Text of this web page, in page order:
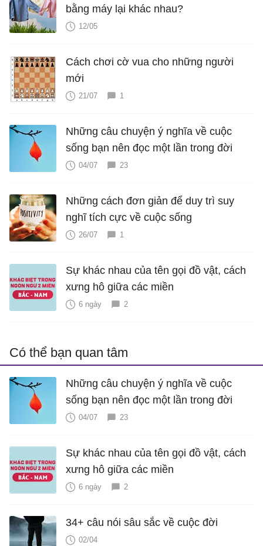
bằng máy lại khác nhau?
12/05
Cách chơi cờ vua cho những người
mới
21/07 1
Những câu chuyện ý nghĩa về cuộc
sống bạn nên đọc một lần trong đời
04/07 23
Những cách đơn giản để duy trì suy
nghĩ tích cực về cuộc sống
26/07 1
Sự khác nhau của tên gọi đồ vật, cách
xưng hô giữa các miền
6 ngày 2
Có thể bạn quan tâm
Những câu chuyện ý nghĩa về cuộc
sống bạn nên đọc một lần trong đời
04/07 23
Sự khác nhau của tên gọi đồ vật, cách
xưng hô giữa các miền
6 ngày 2
34+ câu nói sâu sắc về cuộc đời
02/04